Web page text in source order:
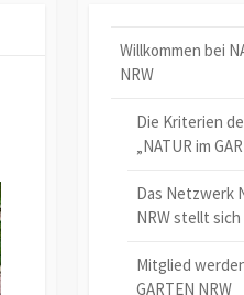
Willkommen bei
NRW
Die Kriterien
„NATUR im
Das Netzwerk
NRW stellt
Mitglied
GARTEN NRW